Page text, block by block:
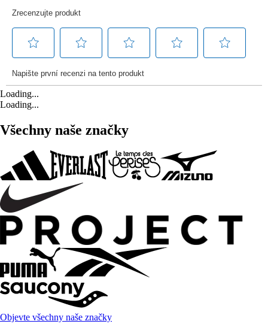
Loading...
Loading...
Všechny naše značky
Objevte všechny naše značky